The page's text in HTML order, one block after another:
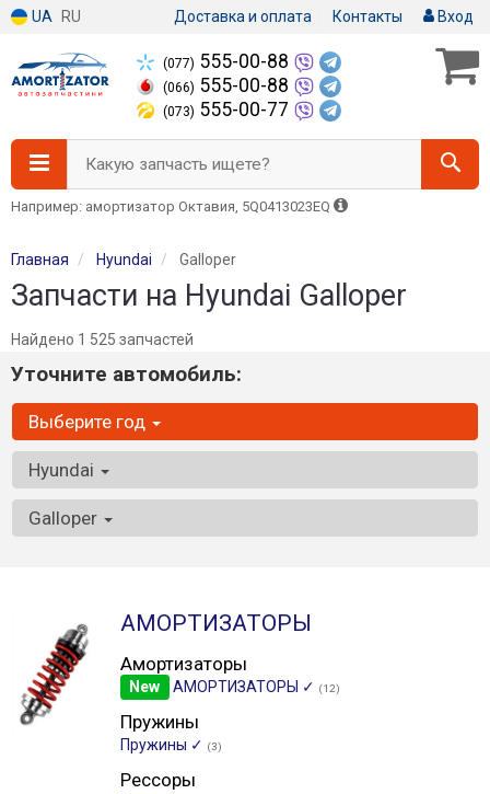
UA RU Доставка и оплата Контакты Вход
(077) 555-00-88
(066) 555-00-88
(073) 555-00-77
Какую запчасть ищете?
Например: амортизатор Октавия, 5Q0413023EQ
Главная Hyundai Galloper
Запчасти на Hyundai Galloper
Найдено 1 525 запчастей
Уточните автомобиль:
Выберите год
Hyundai
Galloper
АМОРТИЗАТОРЫ
Амортизаторы
New АМОРТИЗАТОРЫ ✓ (12)
Пружины
Пружины ✓ (3)
Рессоры